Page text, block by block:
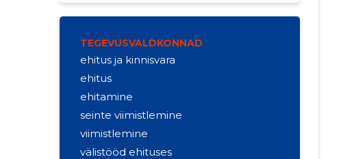
TEGEVUSVALDKONNAD
ehitus ja kinnisvara
ehitus
ehitamine
seinte viimistlemine
viimistlemine
välistööd ehituses